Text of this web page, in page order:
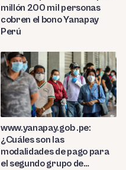
millón 200 mil personas
cobren el bono Yanapay
Perú
www.yanapay.gob .pe:
¿Cuáles son las
modalidades de pago para
el segundo grupo de